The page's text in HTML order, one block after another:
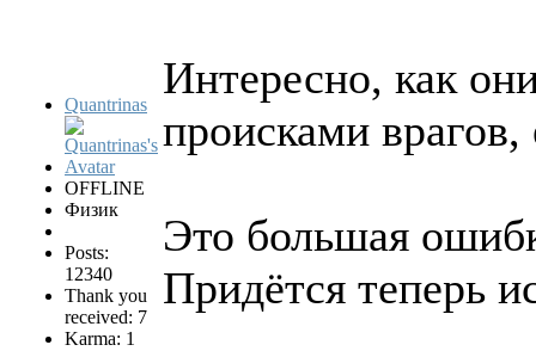
Quantrinas
OFFLINE
Физик
Posts:
12340
Thank you
received: 7
Karma: 1
Интересно, как
происками врагов,
Это большая
Придётся теперь